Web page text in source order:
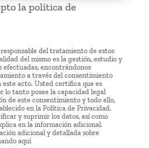
lapolítica de
del tratamiento de estos
del mismo es la gestión, estudio y
efectuadas, encontrándonos
a través del consentimiento
este acto. Usted certifica que es
lo tanto posee la capacidad legal
de este consentimiento y todo ello,
en la Política de Privacidad.
y suprimir los datos, así como
en la información adicional.
adicional y detallada sobre
aquí